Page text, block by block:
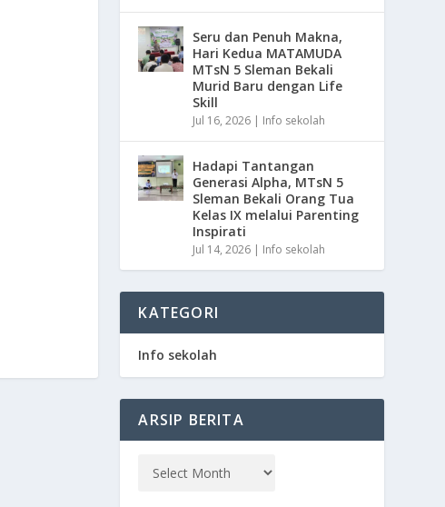
Seru dan Penuh Makna,
Hari Kedua MATAMUDA
MTsN 5 Sleman Bekali
Murid Baru dengan Life
Skill
Jul 16, 2026 | Info sekolah
Hadapi Tantangan
Generasi Alpha, MTsN 5
Sleman Bekali Orang Tua
Kelas IX melalui Parenting
Inspirati
Jul 14, 2026 | Info sekolah
KATEGORI
Info sekolah
ARSIP BERITA